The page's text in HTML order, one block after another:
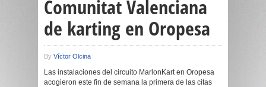
Comunitat Valenciana
de karting en Oropesa
By Víctor Olcina
Las instalaciones del circuito MarlonKart en Oropesa
acogieron este fin de semana la primera de las citas